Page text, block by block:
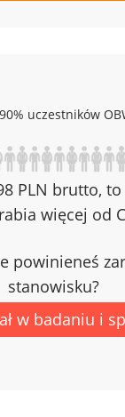
90% uczestników
PLN brutto, to
więcej od
powinieneś
stanowisku?
w badaniu i